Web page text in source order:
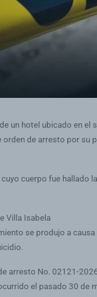
un hotel ubicado en
de arresto por su
cuerpo fue
Villa Isabela
se produjo a
arresto No. 02121-
el pasado 30 de